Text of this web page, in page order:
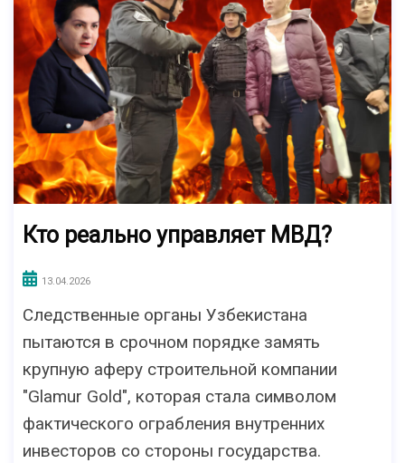
Кто реально управляет МВД?
13.04.2026
Следственные органы Узбекистана
пытаются в срочном порядке замять
крупную аферу строительной компании
"Glamur Gold", которая стала символом
фактического ограбления внутренних
инвесторов со стороны государства.